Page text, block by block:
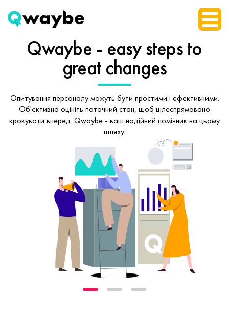
Qwaybe - easy stepsto
great changes
Опитування персоналу можуть бути простими і ефективними.
Об'єктивно оцініть поточний стан, щоб цілеспрямовано
крокувати вперед. Qwaybe - ваш надійний помічник на цьому
шляху.